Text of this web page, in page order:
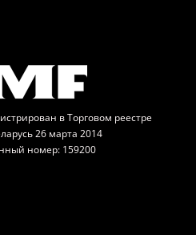
в Торговом реестре
26 марта 2014
номер: 159200